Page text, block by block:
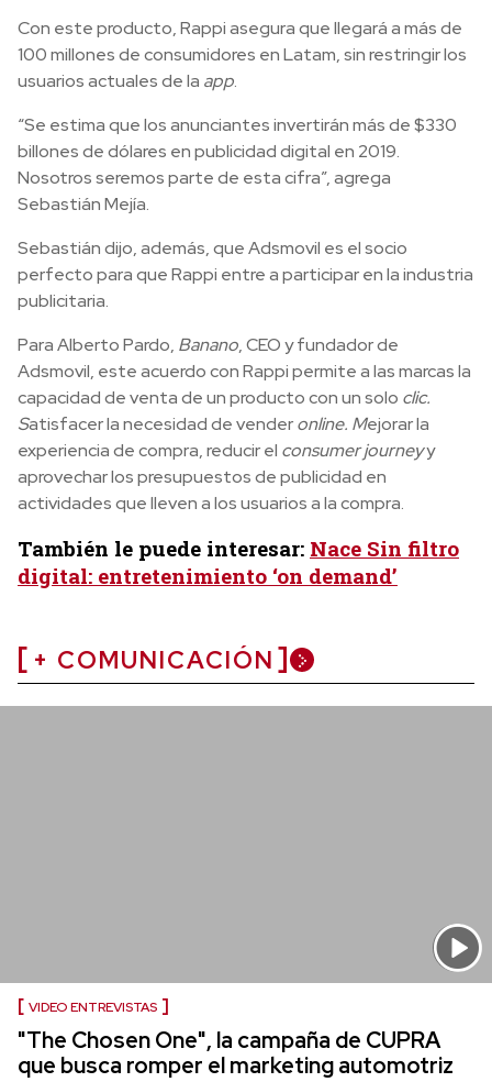
Con este producto, Rappi asegura que llegará a más de
100 millones de consumidores en Latam, sin restringir los
usuarios actuales de la app.
“Se estima que los anunciantes invertirán más de $330
billones de dólares en publicidad digital en 2019.
Nosotros seremos parte de esta cifra”, agrega
Sebastián Mejía.
Sebastián dijo, además, que Adsmovil es el socio
perfecto para que Rappi entre a participar en la industria
publicitaria.
Para Alberto Pardo, Banano, CEO y fundador de
Adsmovil, este acuerdo con Rappi permite a las marcas la
capacidad de venta de un producto con un solo clic.
Satisfacer la necesidad de venderonline. Mejorar la
experiencia de compra, reducir el consumer journeyy
aprovechar los presupuestos de publicidad en
actividades que lleven a los usuarios a la compra.
También le puede interesar: Nace Sin filtro
digital: entretenimiento ‘on demand’
+ COMUNICACIÓN
VIDEO ENTREVISTAS
"The Chosen One", la campaña de CUPRA
que busca romper el marketing automotriz